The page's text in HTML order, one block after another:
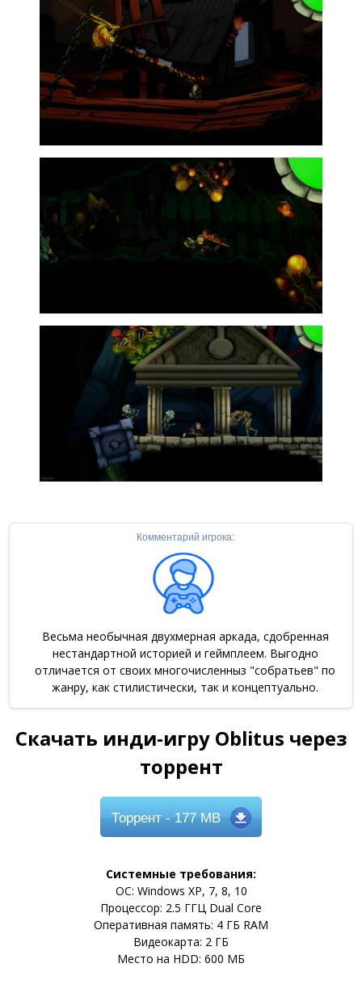
Комментарий игрока:
Весьма необычная двухмерная аркада, сдобренная
нестандартной историей и геймплеем. Выгодно
отличается от своих многочисленныз "собратьев" по
жанру, как стилистически, так и концептуально.
Скачать инди-игру Oblitus через
торрент
Торрент- 177 MB
Системные требования:
ОС: Windows XP, 7, 8, 10
Процессор: 2.5 ГГЦ Dual Core
Оперативная память: 4 ГБ RAM
Видеокарта: 2 ГБ
Место на HDD: 600 МБ